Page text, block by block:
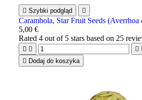
 Szybki podgląd 
Carambola, Star Fruit Seeds (Averrhoa
5,00 €
Rated4 out of 5 stars based on 25
  
 Dodaj do koszyka